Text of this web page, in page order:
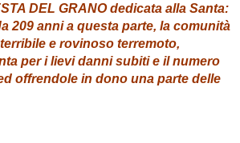
DEL GRANO dedicata alla Santa:
209 anni a questa parte, la comunità
e rovinoso terremoto,
per i lievi danni subiti e il numero
offrendole in dono una parte delle